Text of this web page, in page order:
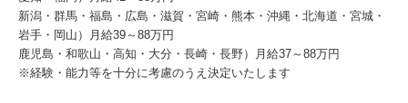
新潟・群馬・福島・広島・滋賀・宮崎・熊本・沖縄・北海道・宮城・
岩手・岡山）月給39～88万円
鹿児島・和歌山・高知・大分・長崎・長野）月給37～88万円
※経験・能力等を十分に考慮のうえ決定いたします